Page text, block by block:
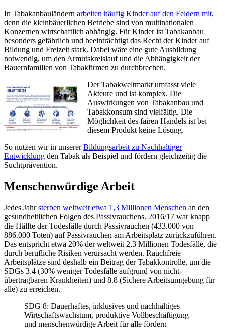
In Tabakanbauländern arbeiten häufig Kinder auf den Feldern mit,
denn die kleinbäuerlichen Betriebe sind von multinationalen
Konzernen wirtschaftlich abhängig. Für Kinder ist Tabakanbau
besonders gefährlich und beeinträchtigt das Recht der Kinder auf
Bildung und Freizeit stark. Dabei wäre eine gute Ausbildung
notwendig, um den Armutskreislauf und die Abhängigkeit der
Bauernfamilien von Tabakfirmen zu durchbrechen.
Der Tabakweltmarkt umfasst viele
Akteure und ist komplex. Die
Auswirkungen von Tabakanbau und
Tabakkonsum sind vielfältig. Die
Möglichkeit des fairen Handels ist bei
diesem Produkt keine Lösung.
So nutzen wir in unsererBildungsarbeit zu Nachhaltiger
Entwicklung den Tabak als Beispiel und fördern gleichzeitig die
Suchtprävention.
Menschenwürdige Arbeit
Jedes Jahrsterben weltweit etwa 1,3 Millionen Menschen an den
gesundheitlichen Folgen des Passivrauchens. 2016/17 war knapp
die Hälfte der Todesfälle durch Passivrauchen (433.000 von
886.000 Toten) auf Passivrauchen am Arbeitsplatz zurückzuführen.
Das entspricht etwa 20% der weltweit 2,3 Millionen Todesfälle, die
durch berufliche Risiken verursacht werden. Rauchfreie
Arbeitsplätze sind deshalb ein Beitrag der Tabakkontrolle, um die
SDGs 3.4 (30% weniger Todesfälle aufgrund von nicht-
übertragbaren Krankheiten) und 8.8 (Sichere Arbeitsumgebung für
alle) zu erreichen.
SDG 8: Dauerhaftes, inklusives und nachhaltiges
Wirtschaftswachstum, produktive Vollbeschäftigung
und menschenwürdige Arbeit für alle fördern